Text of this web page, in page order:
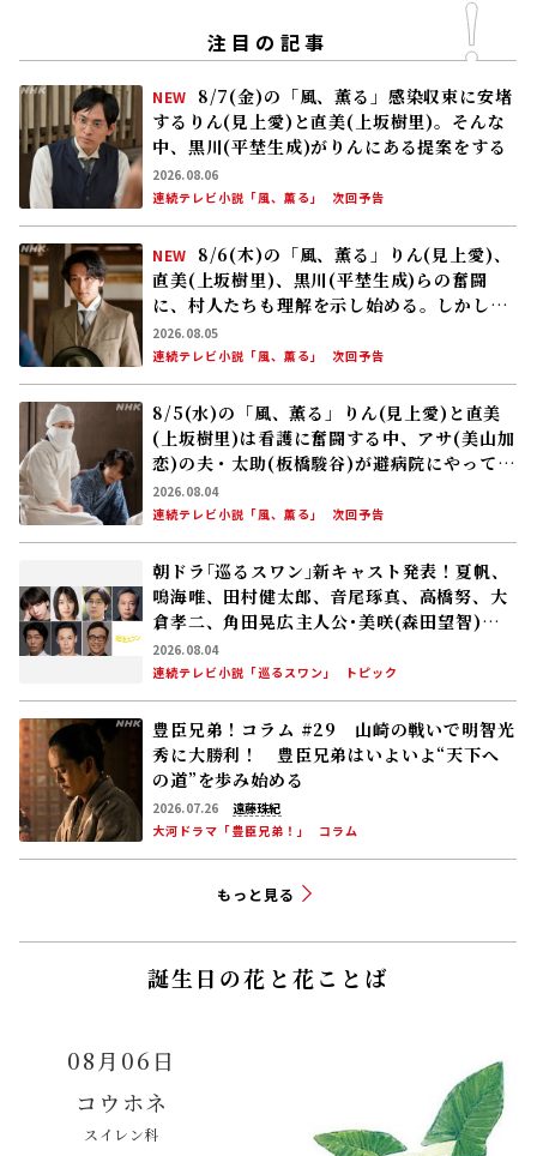
注目の記事
NEW
8/7(金)の「風、薫る」感染収束に安堵
するりん(見上愛)と直美(上坂樹里)。そんな
中、黒川(平埜生成)がりんにある提案をする
2026.08.06
連続テレビ小説「風、薫る」
次回予告
NEW
8/6(木)の「風、薫る」りん(見上愛)、
直美(上坂樹里)、黒川(平埜生成)らの奮闘
に、村人たちも理解を示し始める。しかし、
アサ(美山加恋)の容体はなかなか改善せ
ず……
2026.08.05
連続テレビ小説「風、薫る」
次回予告
8/5(水)の「風、薫る」りん(見上愛)と直美
(上坂樹里)は看護に奮闘する中、アサ(美山加
恋)の夫・太助(板橋駿谷)が避病院にやってく
る
2026.08.04
連続テレビ小説「風、薫る」
次回予告
朝ドラ｢巡るスワン｣新キャスト発表！夏帆、
鳴海唯、田村健太郎、音尾琢真、高橋努、大
倉孝二、角田晃広――主人公･美咲(森田望智)が
交流する警察署の人々 2027年度前期放送
2026.08.04
連続テレビ小説「巡るスワン」
トピック
豊臣兄弟！コラム #29 山崎の戦いで明智光
秀に大勝利！ 豊臣兄弟はいよいよ“天下へ
の道”を歩み始める
2026.07.26
遠藤珠紀
大河ドラマ「豊臣兄弟！」
コラム
もっと見る
誕生日の花と花ことば
08月06日
コウホネ
スイレン科